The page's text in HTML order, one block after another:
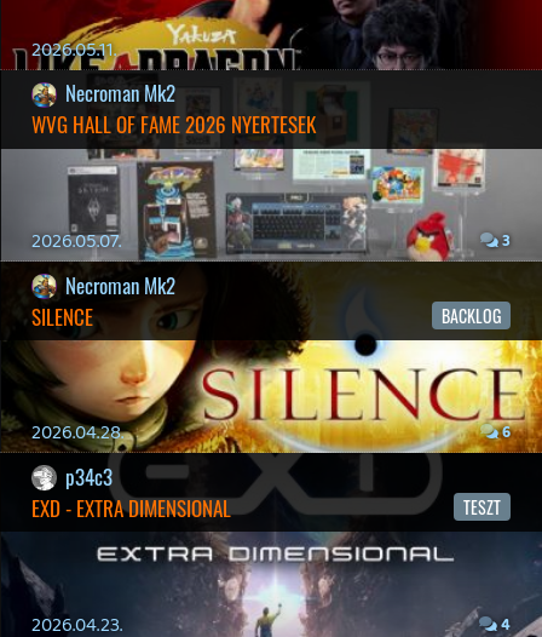
2026.03.29. 2
liquid
MINDEN IDŐK LEGJOBB INTRÓI #2
2026.03.27.
liquid
MINDEN IDŐK LEGJOBB INTRÓI #1
2026.03.15. 1
Necroman Mk2
HIGHGUARD - NECRO'S LOG
2026.03.13.